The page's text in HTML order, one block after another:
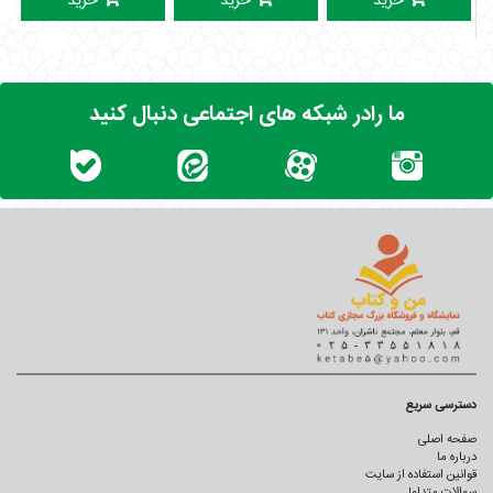
شینوستوک، دیگر نفس نیست: یک نفس عمیق... سکوت... نفس
بهتون نمی‌دن. بچه رو بردارید و فرار کنید.» خانم موحدی رضوان را
گرفت توی بغلش و همین‌طور که می‌دوید سمت در گفت: «ببریمش
بیمارستان خصوصی.» در را باز کردم و دویدیم سمت آمبولانس و
آژیرکشان راه افتادیم. چیزی نگذشت که نفسش کاملاً قطع شد و از
دنیا رفت. توی بغل من از دنیا رفت. اشک رسیده بود پشت
پلک‌هایم. نگاهش کردم. موهای ژولیدۀ پر از خون، تکه‌های مغز
ریخته بود توی صورتش. شانۀ جیبی‌ام را درآوردم و موهایش را شانه
کردم. نمی‌خواستم پدرش توی غسالخانه این‌طور ببیندش.
برای تهیه کتاب مسیر رستگاری و سایر آثار نویسنده،کلیک کنید.
ما رادر شبکه های اجتماعی دنبال کنید
دسترسی سریع
صفحه اصلی
درباره ما
قوانین استفاده از سایت